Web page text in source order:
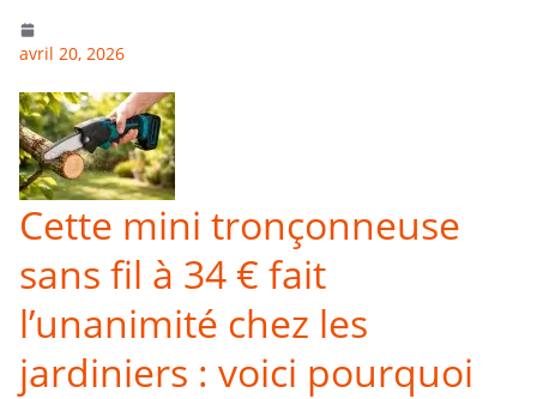
avril 20, 2026
Cette mini tronçonneuse
sans fil à 34 € fait
l’unanimité chez les
jardiniers : voici pourquoi